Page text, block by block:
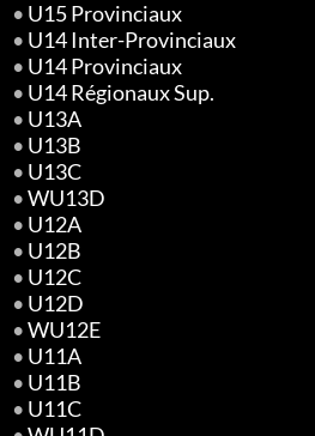
• U15 Provinciaux
• U14 Inter-Provinciaux
• U14 Provinciaux
• U14 Régionaux Sup.
• U13A
• U13B
• U13C
•WU13D
• U12A
• U12B
• U12C
• U12D
•WU12E
• U11A
• U11B
• U11C